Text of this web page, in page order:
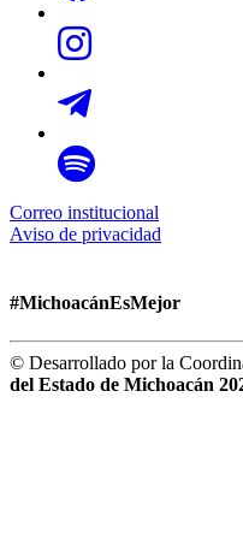
Correo institucional
Aviso de privacidad
#MichoacánEsMejor
© Desarrollado por la
del Estado de Michoacán